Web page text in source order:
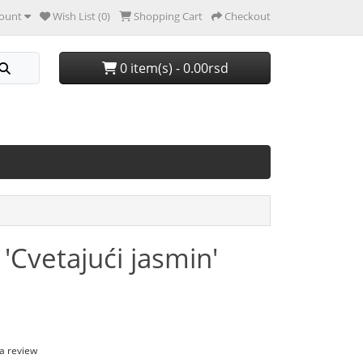
Wish List (0) Shopping Cart Checkout
0 item(s) - 0.00rsd
jasmin'
review